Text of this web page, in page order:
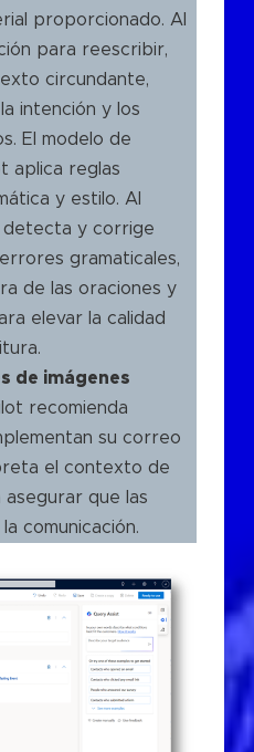
proporcionado. Al
para reescribir,
circundante,
intención y los
El modelo de
aplica reglas
y estilo. Al
detecta y corrige
gramaticales,
de las oraciones y
elevar la calidad
de imágenes
recomienda
su correo
el contexto de
asegurar que las
comunicación.